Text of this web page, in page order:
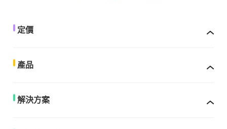
定價
產品
解決方案